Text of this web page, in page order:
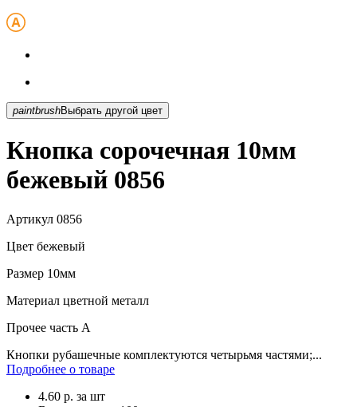
paintbrush Выбрать другой цвет
Кнопка сорочечная 10мм
бежевый 0856
Артикул 0856
Цвет бежевый
Размер 10мм
Материал цветной металл
Прочее часть A
Кнопки рубашечные комплектуются четырьмя частями;...
Подробнее о товаре
4.60 р. за шт